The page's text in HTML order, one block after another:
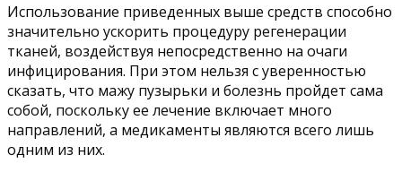
Использование приведенных выше средств способно
значительно ускорить процедуру регенерации
тканей, воздействуя непосредственно на очаги
инфицирования. При этом нельзя с уверенностью
сказать, что мажу пузырьки и болезнь пройдет сама
собой, поскольку ее лечение включает много
направлений, а медикаменты являются всего лишь
одним из них.